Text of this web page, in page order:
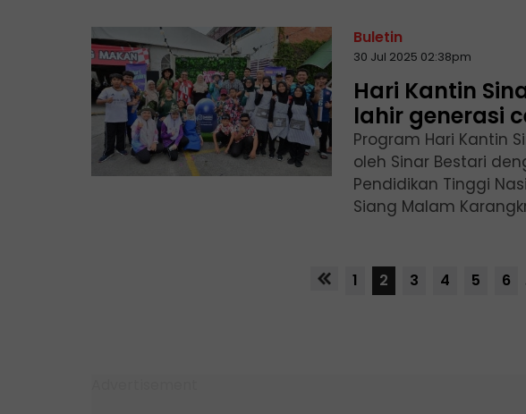
Buletin
30 Jul 2025 02:38pm
Hari Kantin
lahir generasi
Program Hari Kantin
oleh Sinar Bestari
Pendidikan Tinggi
Siang Malam
1 2 3 4 5 6